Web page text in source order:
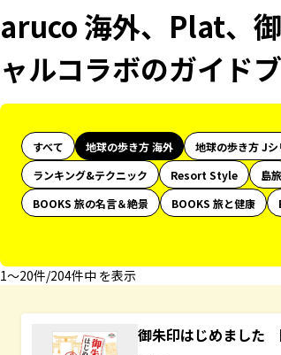
aruco 海外、Plat、
ャルコラボのガイド
すべて 地球の歩き方 海外 地球の歩き方 Jシ
ランキング&テクニック
Resort Style 島旅
BOOKS 旅の名言＆絶景
BOOKS 旅と健康
1〜20件/204件中 を表示
御朱印はじめました